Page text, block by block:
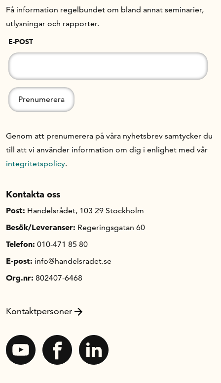
Få information regelbundet om bland annat seminarier,
utlysningar och rapporter.
E-POST
Genom att prenumerera på våra nyhetsbrev samtycker du
till att vi använder information om dig i enlighet med vår
integritetspolicy.
Kontakta oss
Post: Handelsrådet, 103 29 Stockholm
Besök/Leveranser: Regeringsgatan 60
Telefon: 010-471 85 80
E-post: info@handelsradet.se
Org.nr: 802407-6468
Kontaktpersoner